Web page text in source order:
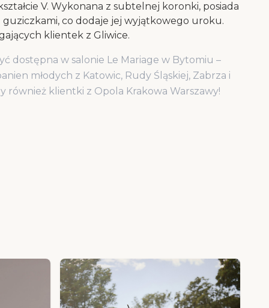
V. Wykonana z subtelnej koronki, posiada
co dodaje jej wyjątkowego uroku.
klientek z Gliwice.
dostępna w salonie Le Mariage w Bytomiu –
młodych z Katowic, Rudy Śląskiej, Zabrza i
również klientki z Opola Krakowa Warszawy!